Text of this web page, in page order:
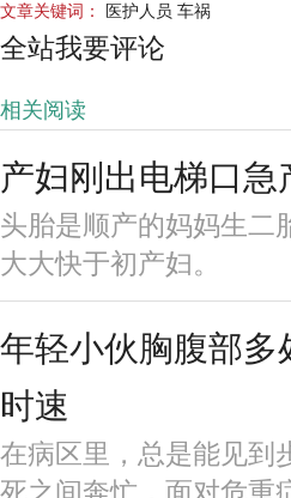
文章关键词： 医护人员 车祸
全站我要评论
相关阅读
产妇刚出电梯口
头胎是顺产的妈妈生二
大大快于初产妇。
年轻小伙胸腹部多
时速
在病区里，总是能见到